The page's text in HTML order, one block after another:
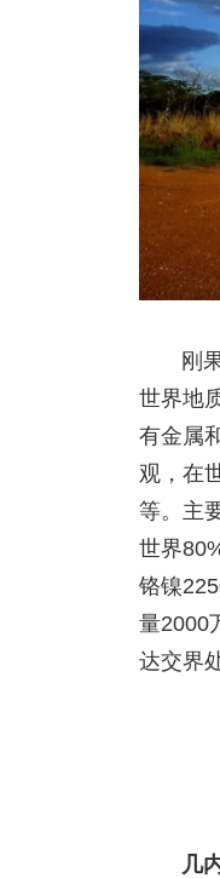
刚
世界地
有金属
观，在
等。主
世界
铬镍
量2000
达交界
几